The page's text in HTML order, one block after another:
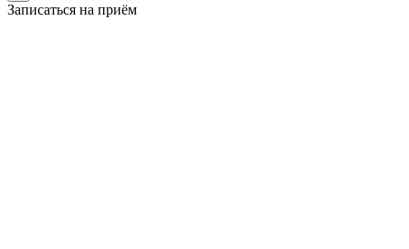
Записаться на приём